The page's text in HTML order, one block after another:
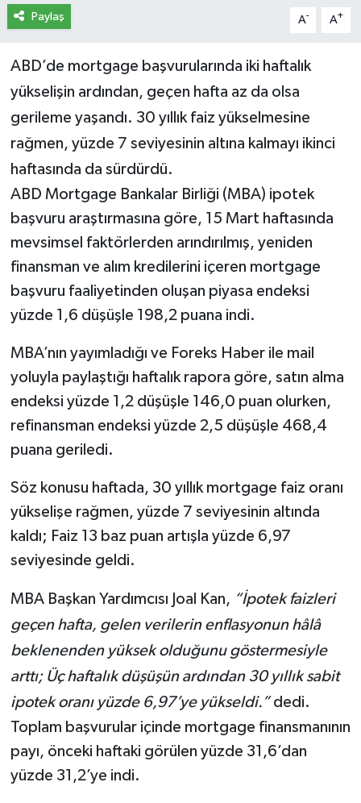
Paylaş A- A+
ABD’de mortgage başvurularında iki haftalık
yükselişin ardından, geçen hafta az da olsa
gerileme yaşandı. 30 yıllık faiz yükselmesine
rağmen, yüzde 7 seviyesinin altına kalmayı ikinci
haftasında da sürdürdü.
ABD Mortgage Bankalar Birliği (MBA) ipotek
başvuru araştırmasına göre, 15 Mart haftasında
mevsimsel faktörlerden arındırılmış, yeniden
finansman ve alım kredilerini içeren mortgage
başvuru faaliyetinden oluşan piyasa endeksi
yüzde 1,6 düşüşle 198,2 puana indi.
MBA’nın yayımladığı ve Foreks Haber ile mail
yoluyla paylaştığı haftalık rapora göre, satın alma
endeksi yüzde 1,2 düşüşle 146,0 puan olurken,
refinansman endeksi yüzde 2,5 düşüşle 468,4
puana geriledi.
Söz konusu haftada, 30 yıllık mortgage faiz oranı
yükselişe rağmen, yüzde 7 seviyesinin altında
kaldı; Faiz 13 baz puan artışla yüzde 6,97
seviyesinde geldi.
MBA Başkan Yardımcısı Joal Kan, “İpotek faizleri
geçen hafta, gelen verilerin enflasyonun hâlâ
beklenenden yüksek olduğunu göstermesiyle
arttı; Üç haftalık düşüşün ardından 30 yıllık sabit
ipotek oranı yüzde 6,97’ye yükseldi.”dedi.
Toplam başvurular içinde mortgage finansmanının
payı, önceki haftaki görülen yüzde 31,6’dan
yüzde 31,2’ye indi.